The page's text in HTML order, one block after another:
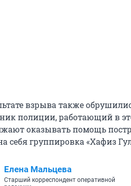
взрыва также
полиции, работающий в
оказывать помощь
себя группировка «Хафиз
Елена Мальцева
Старший корреспондент оперативной